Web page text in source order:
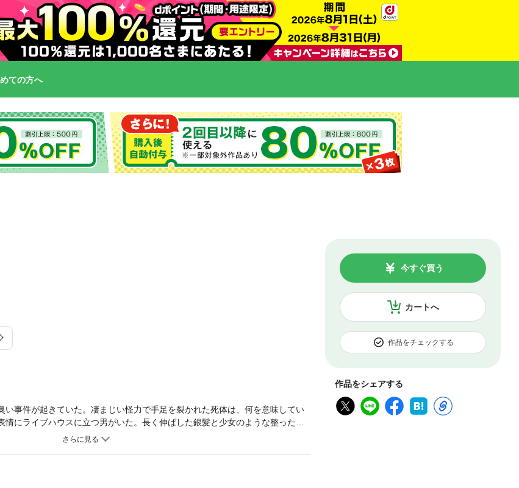
ての方へ
カートへ
今すぐ買う
作品をチェックする
作品をシェアする
い事件が起きていた。凄まじい怪力で手足を裂かれた死体は、何を意味してい
にライブハウスに立つ男がいた。長く伸ばした銀髪と少女のような整った顔
ない。了というその人物は、カリスマ性を買われてバンドにスカウトされた。